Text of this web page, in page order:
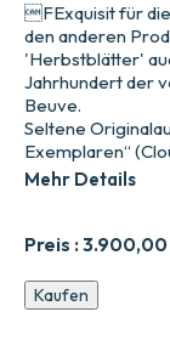
Preis :3.900,00
FExquisit für
den anderen
'Herbstblätter'
Jahrhundert der
Beuve.
Seltene
Exemplaren“
Mehr Details
Les
feuilles
Kaufen